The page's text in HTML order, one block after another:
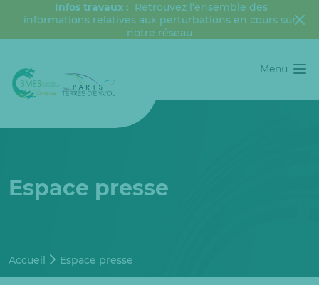
Infos travaux : Retrouvez l’ensemble des
informations relatives aux perturbations en cours sur
notre réseau
Menu
Espace presse
Accueil Espace presse